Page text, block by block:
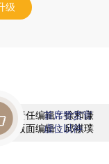
级
责任编辑：徐和谦
版面编辑：邱祺璞
首席赞赏官
虚位以待